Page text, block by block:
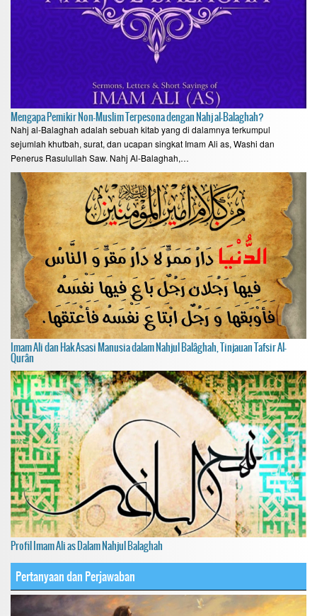
Mengapa Pemikir Non-Muslim Terpesona dengan Nahj al-Balaghah?
Nahj al-Balaghah adalah sebuah kitab yang di dalamnya terkumpul
sejumlah khutbah, surat, dan ucapan singkat Imam Ali as, Washi dan
Penerus Rasulullah Saw. Nahj Al-Balaghah,…
Imam Ali dan Hak Asasi Manusia dalam Nahjul Balâghah, Tinjauan Tafsir Al-
Qurân
Profil Imam Ali as Dalam Nahjul Balaghah
Pertanyaan dan Perjawaban